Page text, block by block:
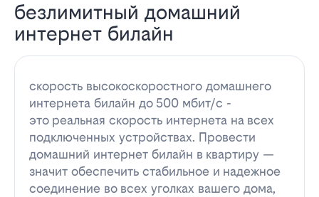
безлимитный домашний
интернет билайн
скорость высокоскоростного домашнего
интернета билайн до 500 мбит/с -
это реальная скорость интернета на всех
подключенных устройствах. Провести
домашний интернет билайн в квартиру —
значит обеспечить стабильное и надежное
соединение во всех уголках вашего дома,